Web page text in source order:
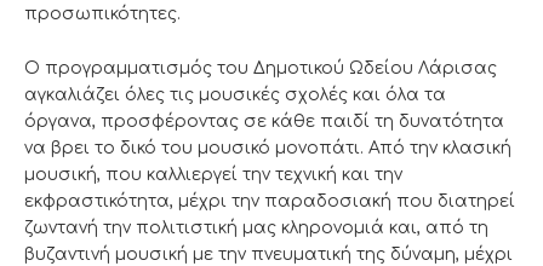
προσωπικότητες.
Ο προγραμματισμός του Δημοτικού Ωδείου Λάρισας
αγκαλιάζει όλες τις μουσικές σχολές και όλα τα
όργανα, προσφέροντας σε κάθε παιδί τη δυνατότητα
να βρει το δικό του μουσικό μονοπάτι. Από την κλασική
μουσική, που καλλιεργεί την τεχνική και την
εκφραστικότητα, μέχρι την παραδοσιακή που διατηρεί
ζωντανή την πολιτιστική μας κληρονομιά και, από τη
βυζαντινή μουσική με την πνευματική της δύναμη, μέχρι